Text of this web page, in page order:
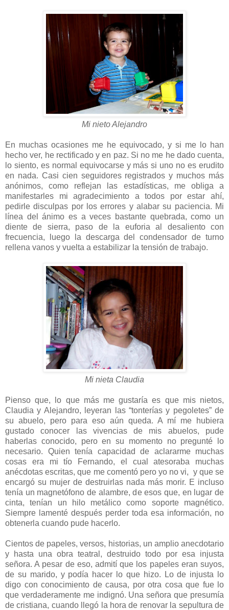
Mi nieto Alejandro
En muchas ocasiones me he equivocado, y si me lo han
hecho ver, he rectificado y en paz. Si no me he dado cuenta,
lo siento, es normal equivocarse y más si uno no es erudito
en nada. Casi cien seguidores registrados y muchos más
anónimos, como reflejan las estadísticas, me obliga a
manifestarles mi agradecimiento a todos por estar ahí,
pedirle disculpas por los errores y alabar su paciencia. Mi
línea del ánimo es a veces bastante quebrada, como un
diente de sierra, paso de la euforia al desaliento con
frecuencia, luego la descarga del condensador de turno
rellena vanos y vuelta a estabilizar la tensión de trabajo.
Mi nieta Claudia
Pienso que, lo que más me gustaría es que mis nietos,
Claudia y Alejandro, leyeran las “tonterías y pegoletes” de
su abuelo, pero para eso aún queda. A mí me hubiera
gustado conocer las vivencias de mis abuelos, pude
haberlas conocido, pero en su momento no pregunté lo
necesario. Quien tenía capacidad de aclararme muchas
cosas era mi tío Fernando, el cual atesoraba muchas
anécdotas escritas, que me comentó pero yo no vi, y que se
encargó su mujer de destruirlas nada más morir. E incluso
tenía un magnetófono de alambre, de esos que, en lugar de
cinta, tenían un hilo metálico como soporte magnético.
Siempre lamenté después perder toda esa información, no
obtenerla cuando pude hacerlo.
Cientos de papeles, versos, historias, un amplio anecdotario
y hasta una obra teatral, destruido todo por esa injusta
señora. A pesar de eso, admití que los papeles eran suyos,
de su marido, y podía hacer lo que hizo. Lo de injusta lo
digo con conocimiento de causa, por otra cosa que fue lo
que verdaderamente me indignó. Una señora que presumía
de cristiana, cuando llegó la hora de renovar la sepultura de